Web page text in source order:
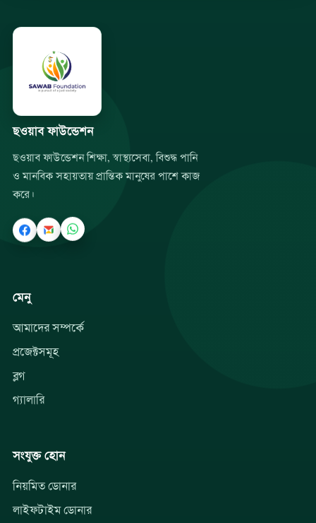
ছওয়াব ফাউন্ডেশন
ছওয়াব ফাউন্ডেশন শিক্ষা, স্বাস্থ্যসেবা, বিশুদ্ধ পানি
ও মানবিক সহায়তায় প্রান্তিক মানুষের পাশে কাজ
করে।
মেনু
আমাদের সম্পর্কে
প্রজেক্টসমূহ
ব্লগ
গ্যালারি
সংযুক্ত হোন
নিয়মিত ডোনার
লাইফটাইম ডোনার